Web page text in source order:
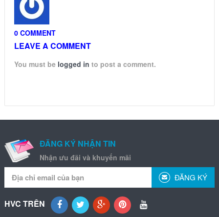
0 COMMENT
LEAVE A COMMENT
You must be logged in to post a comment.
ĐĂNG KÝ NHẬN TIN
Nhận ưu đãi và khuyến mãi
ĐĂNG KÝ
HVC TRÊN